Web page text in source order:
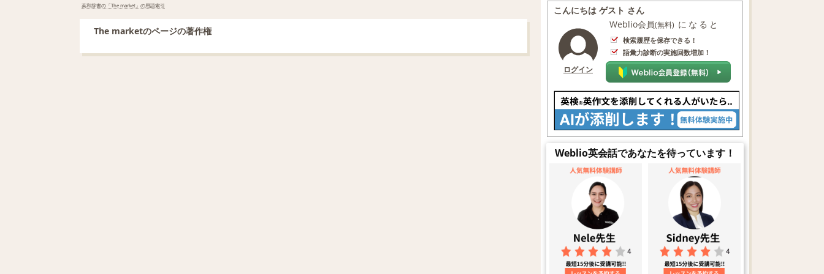
英和辞書の「The market」の用語索引
The marketのページの著作権
こんにちは ゲスト さん
ログイン
Weblio会員(無料) になると
検索履歴を保存できる！
語彙力診断の実施回数増加！
Weblio英会話であなたを待っています！